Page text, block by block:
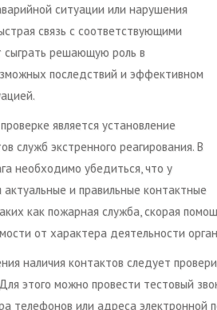
ситуации или нарушения
связь с соответствующими
решающую роль в
последствий и эффективном
является установление
служб экстренного реагирования. В
необходимо убедиться, что у
и правильные контактные
как пожарная служба, скорая
от характера деятельности
наличия контактов следует
этого можно провести тестовый
телефонов или адреса электронной